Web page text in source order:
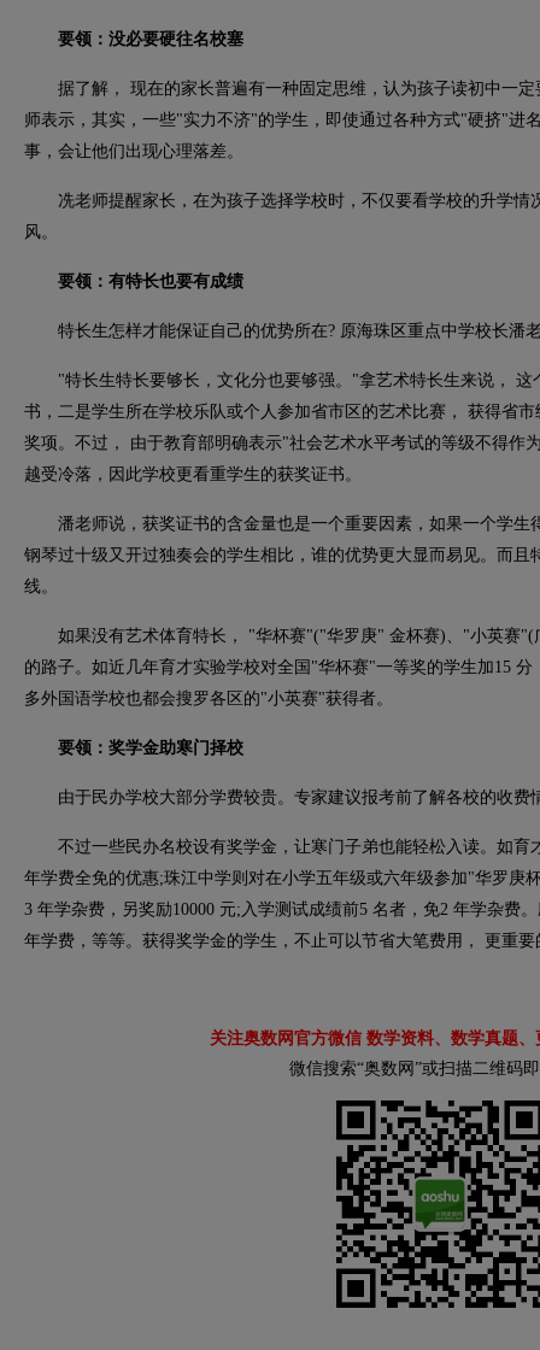
要领：没必要硬往名校塞
据了解， 现在的家长普遍有一种固定思维，认为孩子读初中一定
师表示，其实，一些"实力不济"的学生，即使通过各种方式"硬挤"进
事，会让他们出现心理落差。
冼老师提醒家长，在为孩子选择学校时，不仅要看学校的升学情
风。
要领：有特长也要有成绩
特长生怎样才能保证自己的优势所在? 原海珠区重点中学校长潘
"特长生特长要够长，文化分也要够强。"拿艺术特长生来说， 这
书，二是学生所在学校乐队或个人参加省市区的艺术比赛， 获得省
奖项。不过， 由于教育部明确表示"社会艺术水平考试的等级不得作
越受冷落，因此学校更看重学生的获奖证书。
潘老师说，获奖证书的含金量也是一个重要因素，如果一个学生
钢琴过十级又开过独奏会的学生相比，谁的优势更大显而易见。而
线。
如果没有艺术体育特长， "华杯赛"("华罗庚" 金杯赛)、"小英赛"(
的路子。如近几年育才实验学校对全国"华杯赛"一等奖的学生加15
多外国语学校也都会搜罗各区的"小英赛"获得者。
要领：奖学金助寒门择校
由于民办学校大部分学费较贵。专家建议报考前了解各校的收费
不过一些民办名校设有奖学金，让寒门子弟也能轻松入读。如育
年学费全免的优惠;珠江中学则对在小学五年级或六年级参加"华罗庚
3 年学杂费，另奖励10000 元;入学测试成绩前5 名者，免2 年学杂费
年学费，等等。获得奖学金的学生，不止可以节省大笔费用， 更重
关注奥数网官方微信 数学资料、数学真题
微信搜索“奥数网”或扫描二维码